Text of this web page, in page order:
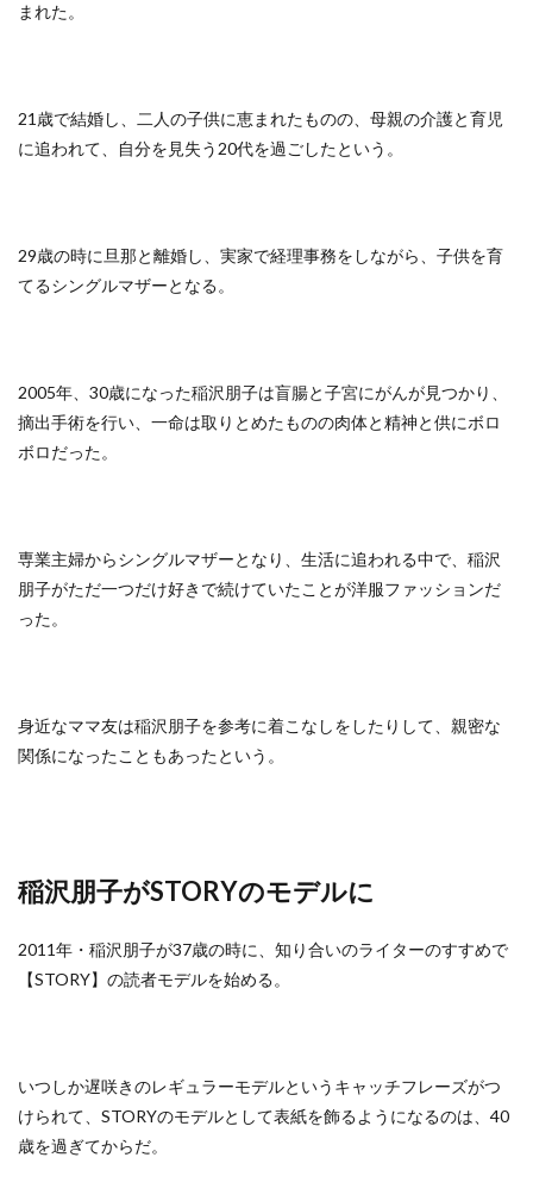
まれた。
21歳で結婚し、二人の子供に恵まれたものの、母親の介護と育児
に追われて、自分を見失う20代を過ごしたという。
29歳の時に旦那と離婚し、実家で経理事務をしながら、子供を育
てるシングルマザーとなる。
2005年、30歳になった稲沢朋子は盲腸と子宮にがんが見つかり、
摘出手術を行い、一命は取りとめたものの肉体と精神と供にボロ
ボロだった。
専業主婦からシングルマザーとなり、生活に追われる中で、稲沢
朋子がただ一つだけ好きで続けていたことが洋服ファッションだ
った。
身近なママ友は稲沢朋子を参考に着こなしをしたりして、親密な
関係になったこともあったという。
稲沢朋子がSTORYのモデルに
2011年・稲沢朋子が37歳の時に、知り合いのライターのすすめで
【STORY】の読者モデルを始める。
いつしか遅咲きのレギュラーモデルというキャッチフレーズがつ
けられて、STORYのモデルとして表紙を飾るようになるのは、40
歳を過ぎてからだ。